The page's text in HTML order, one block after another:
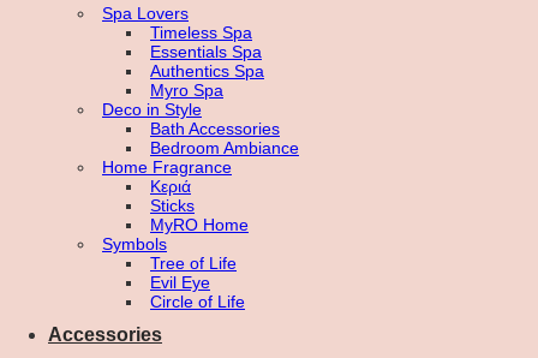
Spa Lovers
Timeless Spa
Essentials Spa
Authentics Spa
Myro Spa
Deco in Style
Bath Accessories
Bedroom Ambiance
Home Fragrance
Κεριά
Sticks
MyRO Home
Symbols
Tree of Life
Evil Eye
Circle of Life
Accessories